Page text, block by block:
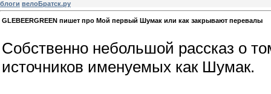
блоги велоБратск.ру
GLEBEERGREEN пишет про Мой первый Шумак или как закрывают перевалы
Собственно небольшой рассказ о
источников именуемых как Шумак.